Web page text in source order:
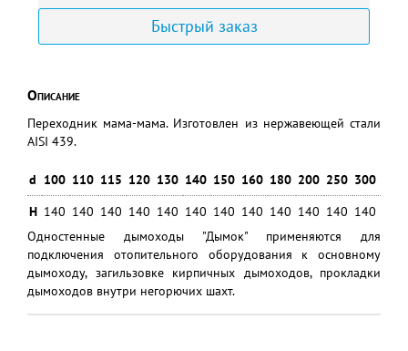
Быстрый заказ
Описание
Переходник мама-мама. Изготовлен из нержавеющей стали
AISI 439.
d 100 110 115 120 130 140 150 160 180 200 250 300
H 140 140 140 140 140 140 140 140 140 140 140 140
Одностенные дымоходы "Дымок" применяются для
подключения отопительного оборудования к основному
дымоходу, загильзовке кирпичных дымоходов, прокладки
дымоходов внутри негорючих шахт.